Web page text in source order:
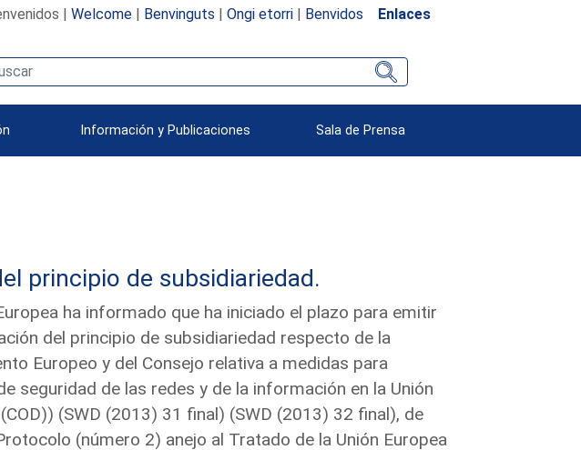
| Welcome| Benvinguts | Ongi etorri| Benvidos Enlaces
Información y Publicaciones Sala de Prensa
principio de subsidiariedad.
ha informado que ha iniciado el plazo para emitir
del principio de subsidiariedad respecto de la
Europeo y del Consejo relativa a medidas para
seguridad de las redes y de la información en la Unión
(SWD (2013) 31 final) (SWD (2013) 32 final), de
(número 2) anejo al Tratado de la Unión Europea